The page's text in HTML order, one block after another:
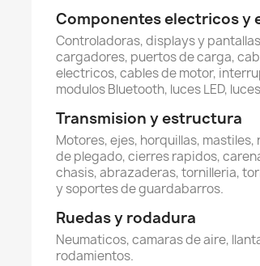
Componentes electricos y
Controladoras, displays y
cargadores, puertos de carga,
electricos, cables de motor,
modulos Bluetooth, luces LED,
Transmision y estructura
Motores, ejes, horquillas,
de plegado, cierres rapidos,
chasis, abrazaderas, tornilleria,
y soportes de guardabarros.
Ruedas y rodadura
Neumaticos, camaras de aire,
rodamientos.